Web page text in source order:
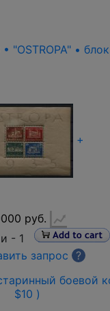
"OSTROPA" •
+
руб.
- 1
запрос
?
боевой
$10 )